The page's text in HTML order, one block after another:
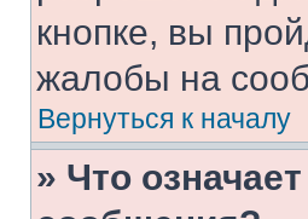
кнопке, вы
жалобы на
Вернуться к началу
» Что